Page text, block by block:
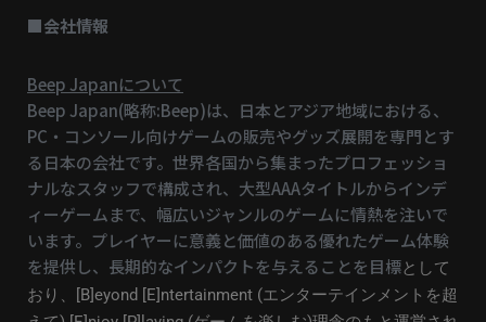
■会社情報
Beep Japanについて
Beep Japan(略称:Beep)は、日本とアジア地域における、
PC・コンソール向けゲームの販売やグッズ展開を専門とす
る日本の会社です。世界各国から集まったプロフェッショ
ナルなスタッフで構成され、大型AAAタイトルからインデ
ィーゲームまで、幅広いジャンルのゲームに情熱を注いで
います。プレイヤーに意義と価値のある優れたゲーム体験
を提供し、長期的なインパクトを与えることを目標として
おり、[B]eyond [E]ntertainment (エンターテインメントを超